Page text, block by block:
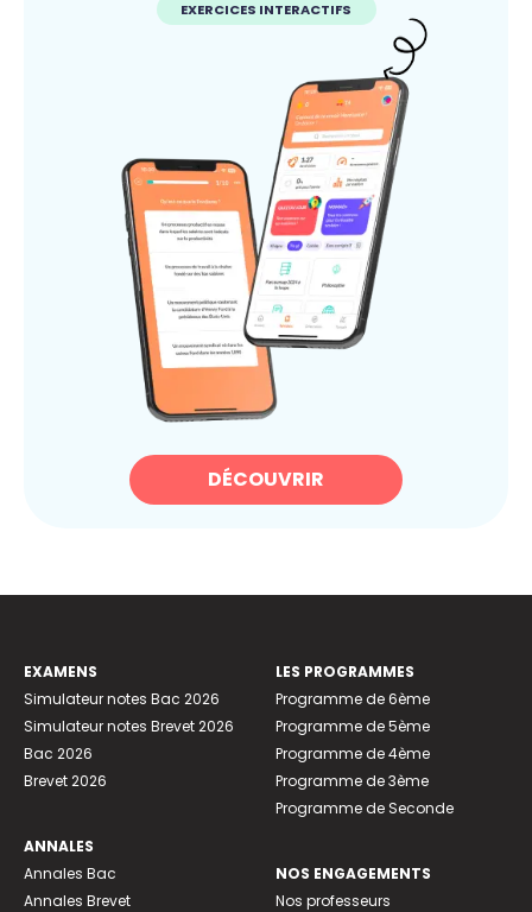
EXERCICES INTERACTIFS
DÉCOUVRIR
EXAMENS
Simulateur notes Bac 2026
Simulateur notes Brevet 2026
Bac 2026
Brevet 2026
ANNALES
Annales Bac
Annales Brevet
LES PROGRAMMES
Programme de 6ème
Programme de 5ème
Programme de 4ème
Programme de 3ème
Programme de Seconde
NOS ENGAGEMENTS
Nos professeurs